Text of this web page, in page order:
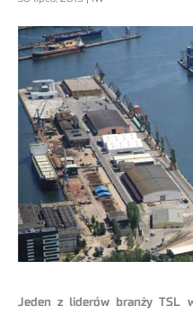
Jeden z liderów branży TSL